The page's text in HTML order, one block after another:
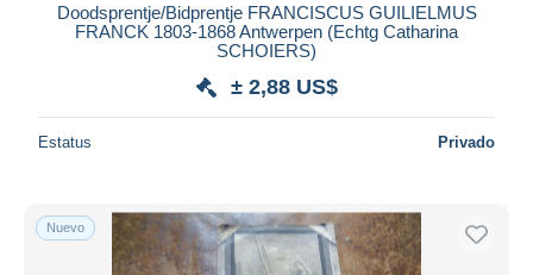
Doodsprentje/Bidprentje FRANCISCUS GUILIELMUS
FRANCK 1803-1868 Antwerpen (Echtg Catharina
SCHOIERS)
± 2,88 US$
Estatus Privado
Nuevo